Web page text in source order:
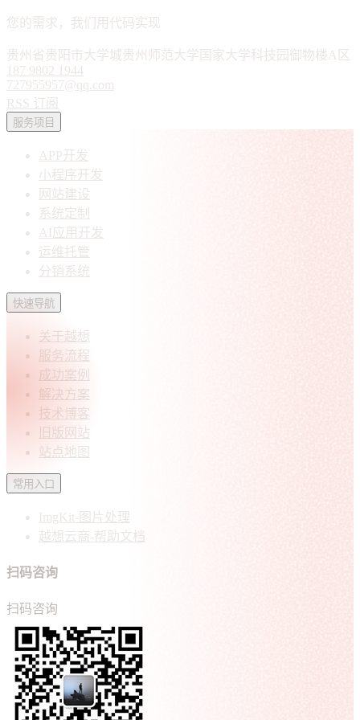
您的需求，我们用代码实现
贵州省贵阳市大学城贵州师范大学国家大学科技园御物楼A区
187 9802 1944
727955957@qq.com
RSS 订阅
服务项目
APP开发
小程序开发
网站建设
系统定制
AI应用开发
运维托管
分销系统
快速导航
关于越想
服务流程
成功案例
解决方案
技术博客
旧版网站
站点地图
常用入口
ImgKit-图片处理
越想云商-帮助文档
扫码咨询
扫码咨询